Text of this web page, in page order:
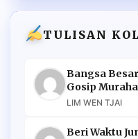
TULISAN
Bangsa
Gosip
LIM WEN TJAI
Beri Waktu